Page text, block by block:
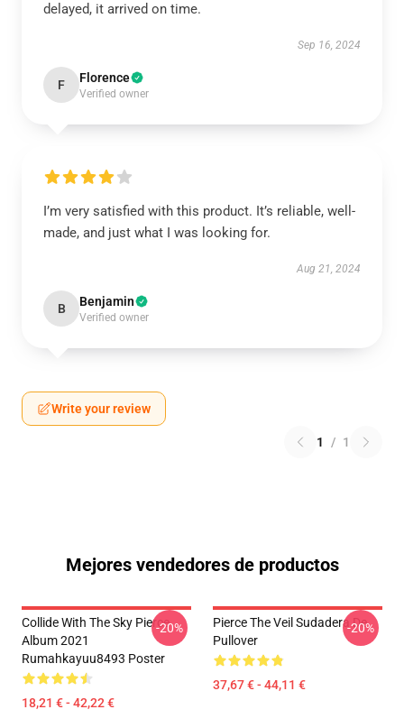
delayed, it arrived on time.
Sep 16, 2024
F Florence
Verified owner
I’m very satisfied with this product. It’s reliable, well-
made, and just what I was looking for.
Aug 21, 2024
B Benjamin
Verified owner
Write your review
1 / 1
Mejores vendedores de productos
Collide With The Sky Pierce
Album 2021
Rumahkayuu8493 Poster
18,21 € - 42,22 €
-20%
Pierce The Veil Sudadera De
Pullover
37,67 € - 44,11 €
-20%